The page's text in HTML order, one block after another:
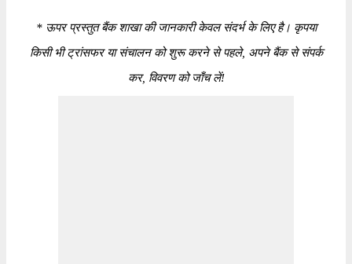
*ऊपर प्रस्तुत बैंक शाखा की जानकारी केवल संदर्भ के लिए है। कृपया
किसी भी ट्रांसफर या संचालन को शुरू करने से पहले, अपने बैंक से संपर्क
कर, विवरण को जाँच लें!